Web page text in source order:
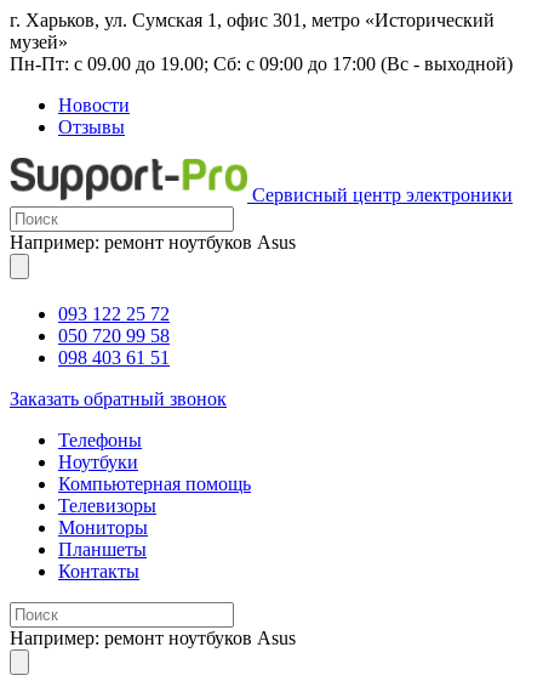
г. Харьков, ул. Сумская 1, офис 301, метро «Исторический
музей»
Пн-Пт: с 09.00 до 19.00; Сб: с 09:00 до 17:00 (Вс - выходной)
Новости
Отзывы
Сервисный центр электроники
Например: ремонт ноутбуков Asus
093 122 25 72
050 720 99 58
098 403 61 51
Заказать обратный звонок
Телефоны
Ноутбуки
Компьютерная помощь
Телевизоры
Мониторы
Планшеты
Контакты
Например: ремонт ноутбуков Asus